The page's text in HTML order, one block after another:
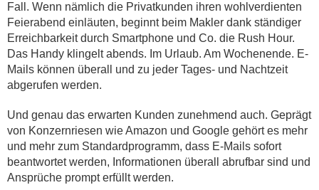
Fall. Wenn nämlich die Privatkunden ihren wohlverdienten
Feierabend einläuten, beginnt beim Makler dank ständiger
Erreichbarkeit durch Smartphone und Co. die Rush Hour.
Das Handy klingelt abends. Im Urlaub. Am Wochenende. E-
Mails können überall und zu jeder Tages- und Nachtzeit
abgerufen werden.
Und genau das erwarten Kunden zunehmend auch. Geprägt
von Konzernriesen wie Amazon und Google gehört es mehr
und mehr zum Standardprogramm, dass E-Mails sofort
beantwortet werden, Informationen überall abrufbar sind und
Ansprüche prompt erfüllt werden.